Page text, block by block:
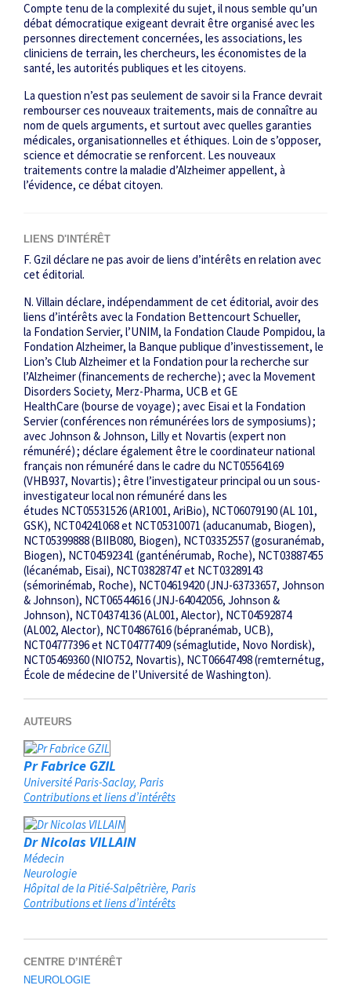
Compte tenu de la complexité du sujet, il nous semble qu’un
débat démocratique exigeant devrait être organisé avec les
personnes directement concernées, les associations, les
cliniciens de terrain, les chercheurs, les économistes de la
santé, les autorités publiques et les citoyens.
La question n’est pas seulement de savoir si la France devrait
rembourser ces nouveaux traitements, mais de connaître au
nom de quels arguments, et surtout avec quelles garanties
médicales, organisationnelles et éthiques. Loin de s’opposer,
science et démocratie se renforcent. Les nouveaux
traitements contre la maladie d’Alzheimer appellent, à
l’évidence, ce débat citoyen.
LIENS D'INTÉRÊT
F. Gzil déclare ne pas avoir de liens d’intérêts en relation avec
cet éditorial.
N. Villain déclare, indépendamment de cet éditorial, avoir des
liens d’intérêts avec la Fondation Bettencourt Schueller,
la Fondation Servier, l’UNIM, la Fondation Claude Pompidou, la
Fondation Alzheimer, la Banque publique d’investissement, le
Lion’s Club Alzheimer et la Fondation pour la recherche sur
l’Alzheimer (financements de recherche) ; avec la Movement
Disorders Society, Merz-Pharma, UCB et GE
HealthCare (bourse de voyage) ; avec Eisai et la Fondation
Servier (conférences non rémunérées lors de symposiums) ;
avec Johnson & Johnson, Lilly et Novartis (expert non
rémunéré) ; déclare également être le coordinateur national
français non rémunéré dans le cadre du NCT05564169
(VHB937, Novartis) ; être l’investigateur principal ou un sous-
investigateur local non rémunéré dans les
études NCT05531526 (AR1001, AriBio), NCT06079190 (AL 101,
GSK), NCT04241068 et NCT05310071 (aducanumab, Biogen),
NCT05399888 (BIIB080, Biogen), NCT03352557 (gosuranémab,
Biogen), NCT04592341 (ganténérumab, Roche), NCT03887455
(lécanémab, Eisai), NCT03828747 et NCT03289143
(sémorinémab, Roche), NCT04619420 (JNJ-63733657, Johnson
& Johnson), NCT06544616 (JNJ-64042056, Johnson &
Johnson), NCT04374136 (AL001, Alector), NCT04592874
(AL002, Alector), NCT04867616 (bépranémab, UCB),
NCT04777396 et NCT04777409 (sémaglutide, Novo Nordisk),
NCT05469360 (NIO752, Novartis), NCT06647498 (remternétug,
École de médecine de l’Université de Washington).
AUTEURS
Pr Fabrice GZIL
Université Paris-Saclay Paris
Contributions et liens d’intérêts
Dr Nicolas VILLAIN
Médecin
Neurologie
Hôpital de la Pitié-Salpêtrière Paris
Contributions et liens d’intérêts
CENTRE D’INTÉRÊT
NEUROLOGIE